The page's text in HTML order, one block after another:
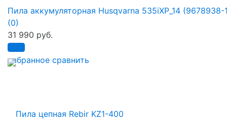
избранное сравнить
Пила аккумуляторная Husqvarna 535iXP_14 (9678938-
(0)
31 990 руб.